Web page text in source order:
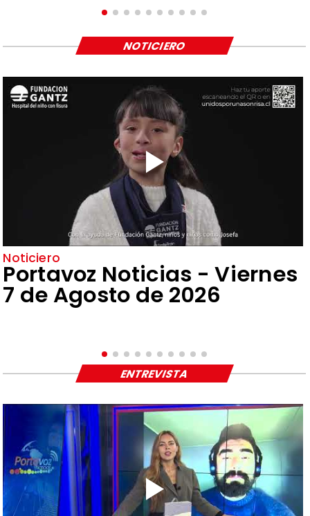
Noticiero
Portavoz Noticias - Viernes
7 de Agosto de 2026
NOTICIERO
ENTREVISTA